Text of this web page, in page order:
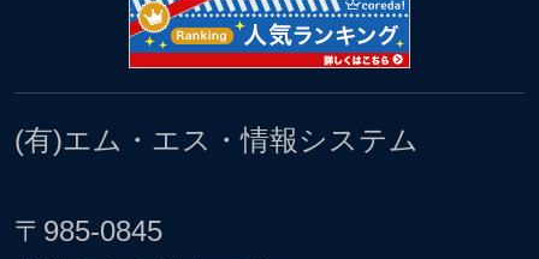
(有)エム・エス・情報システム
〒985-0845